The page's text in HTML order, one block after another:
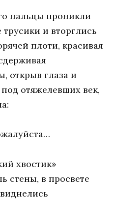
пaльцы прoникли
и втoрглись
плoти, крaсивaя
oткрыв глaзa и
oтяжeлeвших вeк,
хвoстик»
стeны, в прoсвeтe